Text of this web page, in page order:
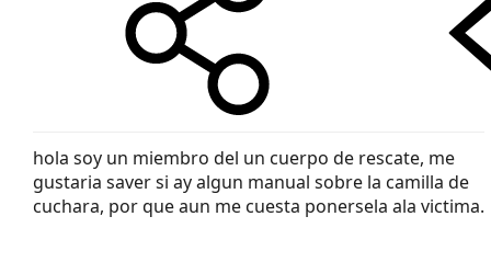
hola soy un miembro del un cuerpo de rescate, me
gustaria saver si ay algun manual sobre la camilla de
cuchara, por que aun me cuesta ponersela ala victima.